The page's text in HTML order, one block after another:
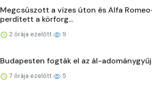
Megcsúszott a vizes úton és Alfa
perdített a körforg...
2 órája ezelőtt 9
Budapesten fogták el az ál-
7 órája ezelőtt 5